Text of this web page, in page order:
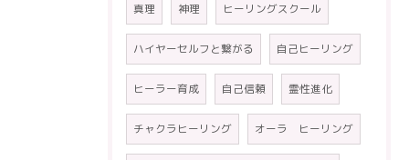
真理 神理 ヒーリングスクール
ハイヤーセルフと繋がる 自己ヒーリング
ヒーラー育成 自己信頼 霊性進化
チャクラヒーリング オーラ ヒーリング